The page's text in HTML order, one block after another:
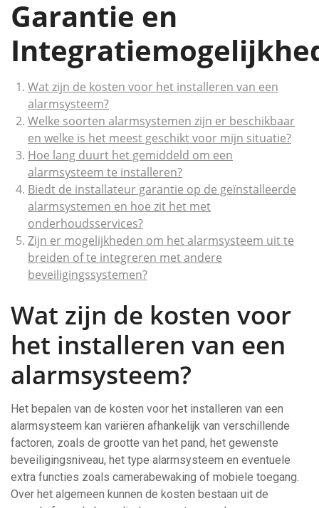
Garantie en
Wat zijn de kosten voor het installeren van een
alarmsysteem?
Welke soorten alarmsystemen zijn er beschikbaar
en welke is het meest geschikt voor mijn situatie?
Hoe lang duurt het gemiddeld om een
alarmsysteem te installeren?
Biedt de installateur garantie op de geïnstalleerde
alarmsystemen en hoe zit het met
onderhoudsservices?
Zijn er mogelijkheden om het alarmsysteem uit te
breiden of te integreren met andere
beveiligingssystemen?
Wat zijn de kosten voor
het installeren van een
alarmsysteem?
Het bepalen van de kosten voor het installeren van een
alarmsysteem kan variëren afhankelijk van verschillende
factoren, zoals de grootte van het pand, het gewenste
beveiligingsniveau, het type alarmsysteem en eventuele
extra functies zoals camerabewaking of mobiele toegang.
Over het algemeen kunnen de kosten bestaan uit de